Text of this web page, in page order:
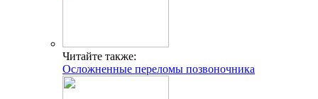
Читайте также:
Осложненные переломы позвоночника